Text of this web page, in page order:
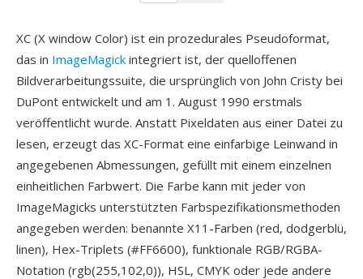
XC (X window Color) ist ein prozedurales Pseudoformat,
das in ImageMagick integriert ist, der quelloffenen
Bildverarbeitungssuite, die ursprünglich von John Cristy bei
DuPont entwickelt und am 1. August 1990 erstmals
veröffentlicht wurde. Anstatt Pixeldaten aus einer Datei zu
lesen, erzeugt das XC-Format eine einfarbige Leinwand in
angegebenen Abmessungen, gefüllt mit einem einzelnen
einheitlichen Farbwert. Die Farbe kann mit jeder von
ImageMagicks unterstützten Farbspezifikationsmethoden
angegeben werden: benannte X11-Farben (red, dodgerblü,
linen), Hex-Triplets (#FF6600), funktionale RGB/RGBA-
Notation (rgb(255,102,0)), HSL, CMYK oder jede andere